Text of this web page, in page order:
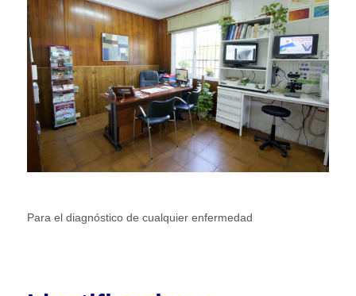
Para el diagnóstico de cualquier enfermedad